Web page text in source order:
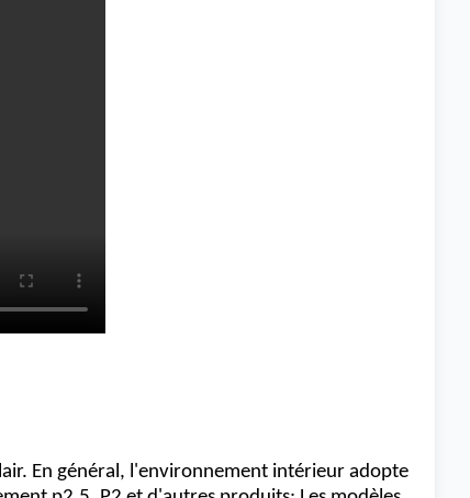
En général, l'environnement intérieur adopte